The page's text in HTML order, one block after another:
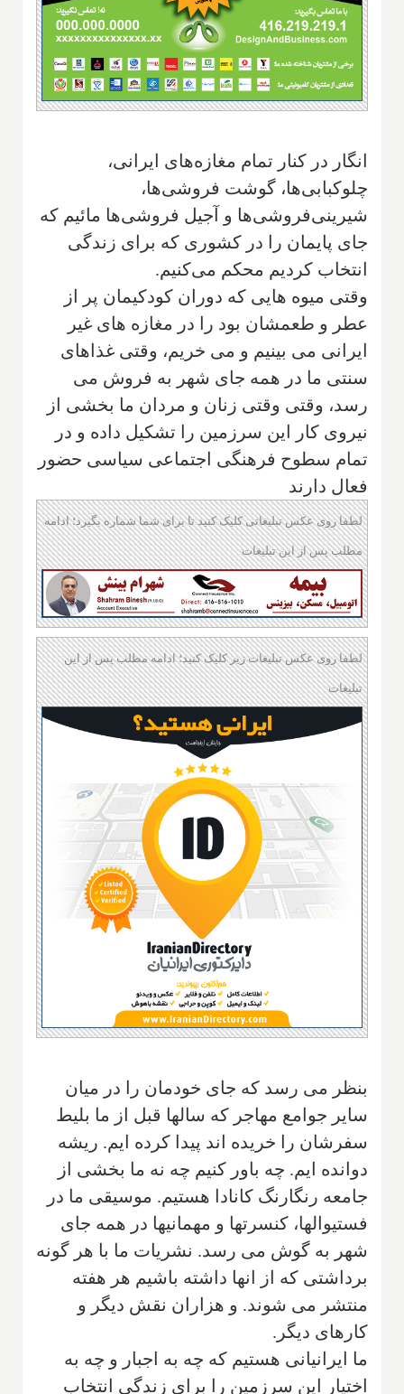
انگار در كنار تمام مغازه‌هاى ايرانى،
چلوكبابی‌ها، گوشت فروشی‌ها،
شيرينى‌فروشى‌ها و آجيل فروشی‌ها مائيم كه
جاى پایمان را در كشورى كه براى زندگى
انتخاب كرديم محكم مى‌كنيم.
وقتى ميوه هايى كه دوران كودكيمان پر از
عطر و طعمشان بود را در مغازه هاى غير
ايرانى مى بينيم و مى خريم، وقتى غذاهاى
سنتى ما در همه جاى شهر به فروش مى
رسد، وقتى وقتى زنان و مردان ما بخشى از
نيروى كار اين سرزمين را تشكيل داده و در
تمام سطوح فرهنگى اجتماعى سياسى حضور
فعال دارند
لطفا روی عکس تبلیغاتی کلیک کنید تا برای شما شماره بگیرد؛ ادامه
مطلب پس از این تبلیغات
لطفا روی عکس تبلیغات زیر کلیک کنید؛ ادامه مطلب پس از این
تبلیغات
بنظر مى رسد كه جاى خودمان را در ميان
ساير جوامع مهاجر كه سالها قبل از ما بليط
سفرشان را خريده اند پيدا كرده ايم. ريشه
دوانده ايم. چه باور كنيم چه نه ما بخشى از
جامعه رنگارنگ كانادا هستيم. موسيقى ما در
فستيوالها، كنسرتها و مهمانيها در همه جاى
شهر به گوش مى رسد. نشريات ما با هر گونه
برداشتى كه از انها داشته باشيم هر هفته
منتشر مى شوند. و هزاران نقش ديگر و
كارهاى ديگر.
ما ايرانيانى هستيم كه چه به اجبار و چه به
اختيار اين سرزمين را براى زندگى انتخاب